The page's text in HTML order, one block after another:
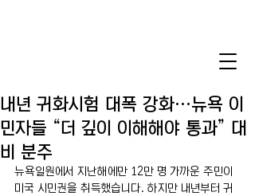
내년 귀화시험 대폭 강화…뉴욕 이
민자들 “더 깊이 이해해야 통과” 대
비 분주
뉴욕일원에서 지난해에만 12만 명 가까운 주민이
미국 시민권을 취득했습니다. 하지만 내년부터 귀